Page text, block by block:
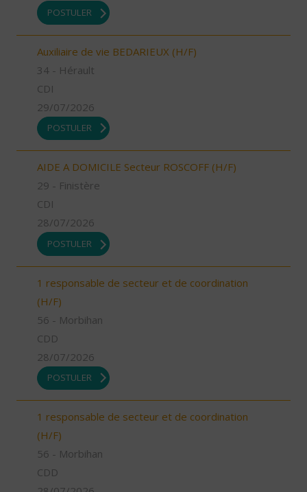
POSTULER
Auxiliaire de vie BEDARIEUX (H/F)
34 - Hérault
CDI
29/07/2026
POSTULER
AIDE A DOMICILE Secteur ROSCOFF (H/F)
29 - Finistère
CDI
28/07/2026
POSTULER
1 responsable de secteur et de coordination
(H/F)
56 - Morbihan
CDD
28/07/2026
POSTULER
1 responsable de secteur et de coordination
(H/F)
56 - Morbihan
CDD